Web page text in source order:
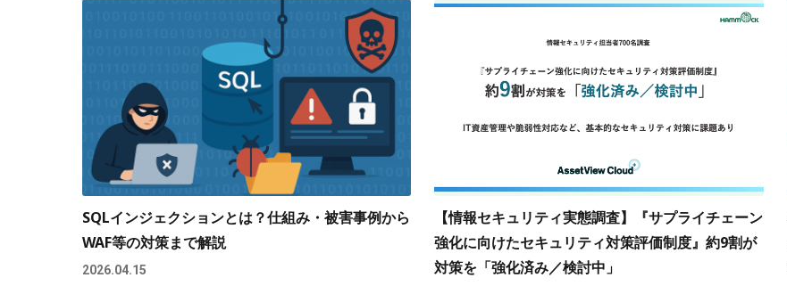
SQLインジェクションとは？仕組み・被害事例から
WAF等の対策まで解説
2026.04.15
【情報セキュリティ実態調査】『サプライチェーン
強化に向けたセキュリティ対策評価制度』約9割が
対策を「強化済み／検討中」